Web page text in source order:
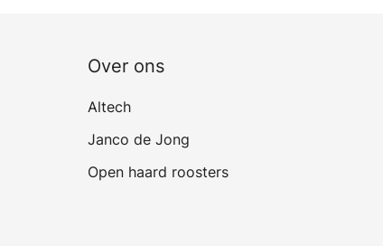
Over ons
Altech
Janco de Jong
Open haard roosters